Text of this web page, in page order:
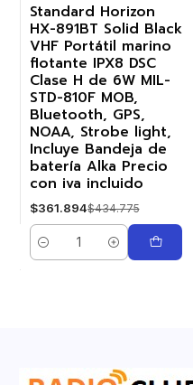
-17%
Standard Horizon
HX-891BT Solid Black
VHF Portátil marino
flotante IPX8 DSC
Clase H de 6W MIL-
STD-810F MOB,
Bluetooth, GPS,
NOAA, Strobe light,
Incluye Bandeja de
batería Alka Precio
con iva incluido
$361.894$434.775
Cantidad